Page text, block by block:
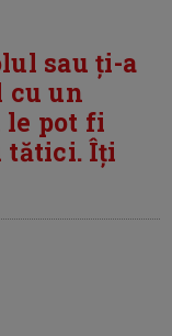
sau ți-a
cu un
le pot fi
tătici. Îți